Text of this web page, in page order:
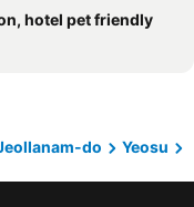
hotel pet friendly
do
Yeosu